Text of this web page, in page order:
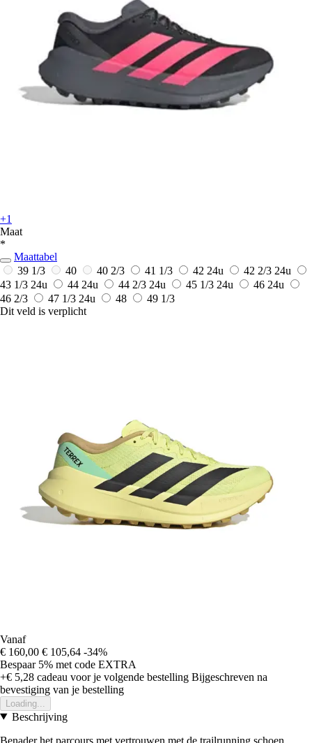
+1
Maat
*
Maattabel
39 1/3
40 40 2/3 41 1/3 42 24u 42 2/3 24u
43 1/3 24u 44 24u 44 2/3 24u 45 1/3 24u 46 24u
46 2/3
47 1/3 24u 48
49 1/3
Dit veld is verplicht
Vanaf
€ 160,00 € 105,64 -34%
Bespaar 5% met code EXTRA
+€ 5,28 cadeau voor je volgende bestelling Bijgeschreven na
bevestiging van je bestelling
Loading...
Beschrijving
Benader het parcours met vertrouwen met de trailrunning schoen